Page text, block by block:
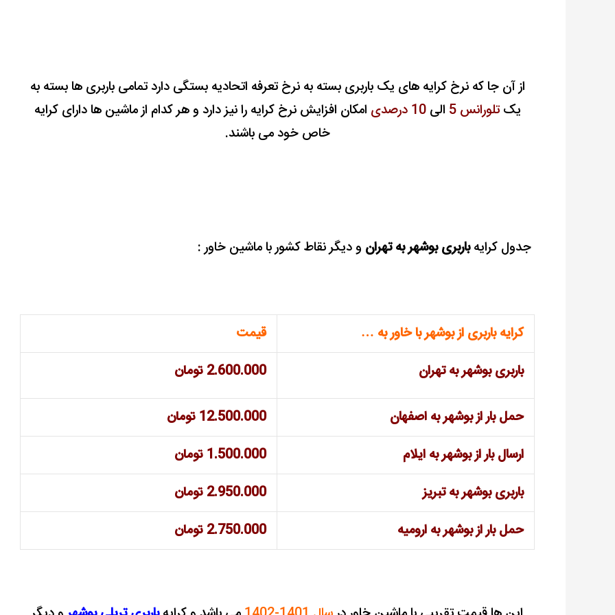
از آن جا که نرخ کرایه های یک باربری بسته به نرخ تعرفه اتحادیه بستگی دارد تمامی باربری ها بسته به
یکتلورانس 5 الی10 درصدی
امکان افزایش نرخ کرایه را نیز دارد و هر کدام از ماشین ها دارای کرایه
خاص خود می باشند.
جدول کرایهباربری بوشهر به تهران و دیگر نقاط کشور با ماشین خاور :
کرایه باربری از بوشهر با خاور به …
قیمت
باربری بوشهر به تهران
2.600.000 تومان
حمل بار از بوشهر به اصفهان
12.500.000 تومان
ارسال بار از بوشهر به ایلام
1.500.000 تومان
باربری بوشهر به تبریز
2.950.000 تومان
حمل بار از بوشهر به ارومیه
2.750.000 تومان